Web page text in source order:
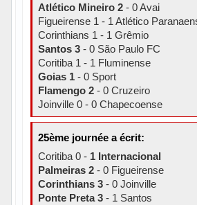
Atlético Mineiro 2- 0 Avai
Figueirense 1 - 1 Atlético
Corinthians 1 - 1 Grêmio
Santos 3- 0 São Paulo FC
Coritiba 1 - 1 Fluminense
Goias 1- 0 Sport
Flamengo 2- 0 Cruzeiro
Joinville 0 - 0 Chapecoense
25ème journée a écrit:
Coritiba 0 -1 Internacional
Palmeiras 2- 0 Figueirense
Corinthians 3- 0 Joinville
Ponte Preta 3- 1 Santos